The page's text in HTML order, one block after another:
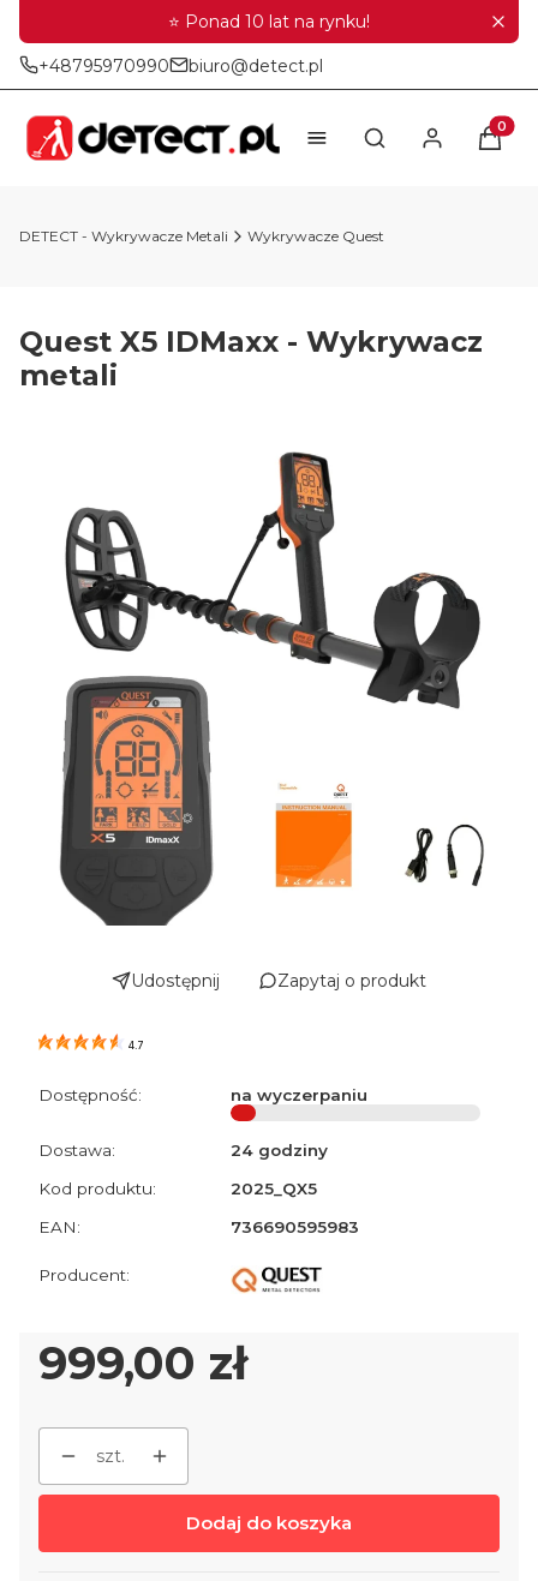
⭐ Ponad 10 lat na rynku!
+48795970990 biuro@detect.pl
Otwórz
DETECT - Wykrywacze Metali Wykrywacze Quest
Quest X5 IDMaxx - Wykrywacz
metali
Udostępnij Zapytaj o produkt
4.7
Dostępność: na wyczerpaniu
Dostawa:
24 godziny
Kod produktu:
2025_QX5
EAN:
736690595983
Cena
999,00 zł
szt.
Dodaj do koszyka